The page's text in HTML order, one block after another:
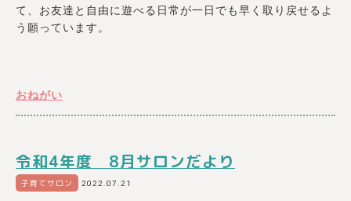
て、お友達と自由に遊べる日常が一日でも早く取り戻せるよ
う願っています。
おねがい
令和4年度 8月サロンだより
子育てサロン 2022.07.21